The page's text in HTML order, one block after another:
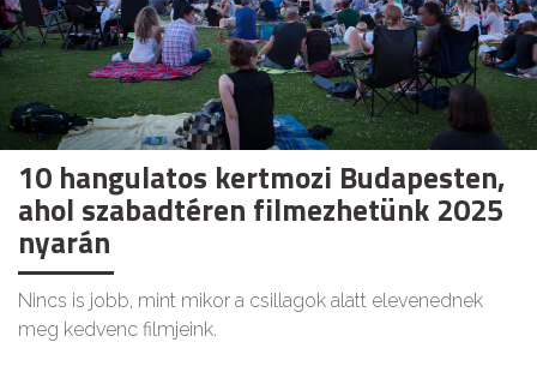
10 hangulatos kertmozi Budapesten,
ahol szabadtéren filmezhetünk 2025
nyarán
Nincs is jobb, mint mikor a csillagok alatt elevenednek
meg kedvenc filmjeink.